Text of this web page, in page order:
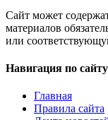
Сайт может
материалов
или
Навигация по сайту
Главная
Правила сайта